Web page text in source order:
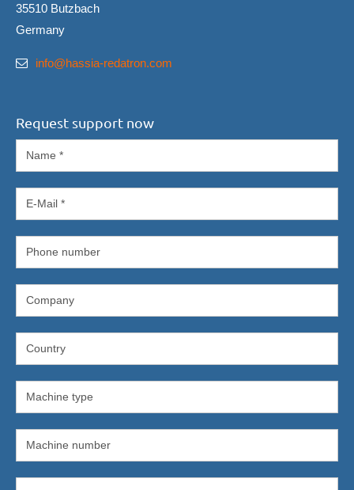
35510 Butzbach
Germany
info@hassia-redatron.com
Request support now